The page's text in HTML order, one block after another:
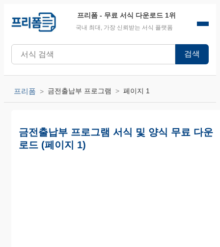
프리폼 - 무료 서식 다운로드 1위
국내 최대, 가장 신뢰받는 서식 플랫폼
검색
프리폼 금전출납부 프로그램 페이지 1
금전출납부 프로그램 서식 및 양식 무료 다운
로드 (페이지 1)